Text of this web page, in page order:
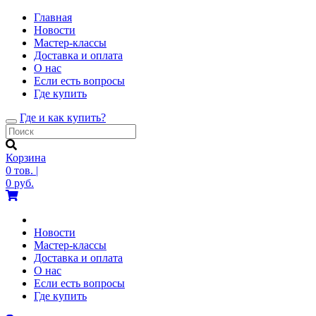
Главная
Новости
Мастер-классы
Доставка и оплата
О нас
Если есть вопросы
Где купить
Toggle
navigation
Где и как купить?
Корзина
0 тов. |
0 руб.
Новости
Мастер-классы
Доставка и оплата
О нас
Если есть вопросы
Где купить